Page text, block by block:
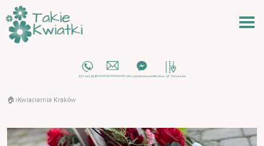
🏠 ›Kwiaciarnia Kraków